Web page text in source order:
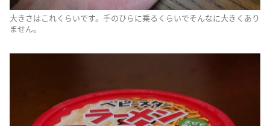
大きさはこれくらいです。手のひらに乗るくらいでそんなに大きくあり
ません。